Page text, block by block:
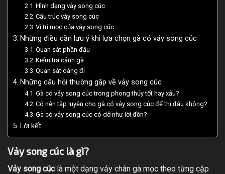
Hình dạng vảy song cúc
Cấu trúc vảy song cúc
Vị trí mọc của vảy song cúc
Những điều cần lưu ý khi lựa chọn gà có vảy song cúc
Quan sát phần đầu
Kiểm tra cánh gà
Quan sát dáng đi
Những câu hỏi thường gặp về vảy song cúc
Gà có vảy song cúc trong phong thủy tốt hay xấu?
Có nên tập luyện cho gà có vảy song cúc để thi đấu không?
Gà có vảy song cúc có dở như lời đồn?
Lời kết
Vảy song cúc là gì?
Vảy song cúclà một dạng vảy chân gà mọc theo từng cặp